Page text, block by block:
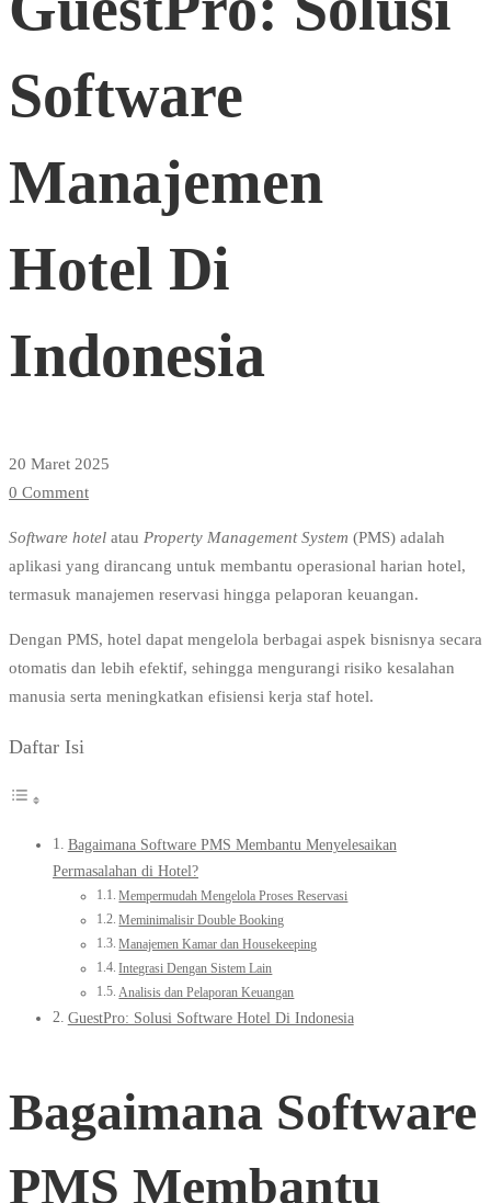
Software
Manajemen
Hotel
Di
Indonesia
Software
Manajemen
Hotel Di
Indonesia
20 Maret 2025
0 Comment
Software hotel atau Property Management System (PMS) adalah
aplikasi yang dirancang untuk membantu operasional harian hotel,
termasuk manajemen reservasi hingga pelaporan keuangan.
Dengan PMS, hotel dapat mengelola berbagai aspek bisnisnya secara
otomatis dan lebih efektif, sehingga mengurangi risiko kesalahan
manusia serta meningkatkan efisiensi kerja staf hotel.
Daftar Isi
Bagaimana Software PMS Membantu Menyelesaikan
Permasalahan di Hotel?
Mempermudah Mengelola Proses Reservasi
Meminimalisir Double Booking
Manajemen Kamar dan Housekeeping
Integrasi Dengan Sistem Lain
Analisis dan Pelaporan Keuangan
GuestPro: Solusi Software Hotel Di Indonesia
Bagaimana Software
PMS Membantu